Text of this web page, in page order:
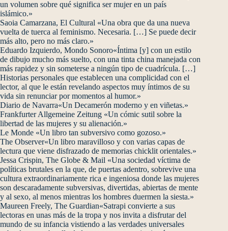
un volumen sobre qué significa ser mujer en un país
islámico.»
Saoia Camarzana, El Cultural «Una obra que da una nueva
vuelta de tuerca al feminismo. Necesaria. […] Se puede decir
más alto, pero no más claro.»
Eduardo Izquierdo, Mondo Sonoro«Íntima [y] con un estilo
de dibujo mucho más suelto, con una tinta china manejada con
más rapidez y sin someterse a ningún tipo de cuadrícula. […]
Historias personales que establecen una complicidad con el
lector, al que le están revelando aspectos muy íntimos de su
vida sin renunciar por momentos al humor.»
Diario de Navarra«Un Decamerón moderno y en viñetas.»
Frankfurter Allgemeine Zeitung «Un cómic sutil sobre la
libertad de las mujeres y su alienación.»
Le Monde «Un libro tan subversivo como gozoso.»
The Observer«Un libro maravilloso y con varias capas de
lectura que viene disfrazado de memorias chicklit orientales.»
Jessa Crispin, The Globe & Mail «Una sociedad víctima de
políticas brutales en la que, de puertas adentro, sobrevive una
cultura extraordinariamente rica e ingeniosa donde las mujeres
son descaradamente subversivas, divertidas, abiertas de mente
y al sexo, al menos mientras los hombres duermen la siesta.»
Maureen Freely, The Guardian«Satrapi convierte a sus
lectoras en unas más de la tropa y nos invita a disfrutar del
mundo de su infancia vistiendo a las verdades universales